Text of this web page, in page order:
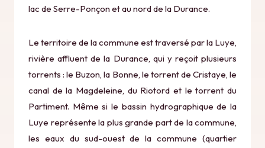
lac de Serre-Ponçon et au nord de la Durance.
Le territoire de la commune est traversé par la Luye,
rivière affluent de la Durance, qui y reçoit plusieurs
torrents : le Buzon, la Bonne, le torrent de Cristaye, le
canal de la Magdeleine, du Riotord et le torrent du
Partiment. Même si le bassin hydrographique de la
Luye représente la plus grande part de la commune,
les eaux du sud-ouest de la commune (quartier